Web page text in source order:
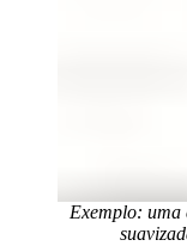
Exemplo: uma